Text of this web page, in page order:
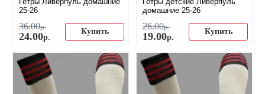
25-26
36.00р.
24.00р.
Купить
домашние 25-26
26.00р.
19.00р.
Купить